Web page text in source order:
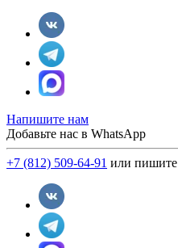
Напишите нам
Добавьте нас в WhatsApp
+7 (812) 509-64-91 или пишите